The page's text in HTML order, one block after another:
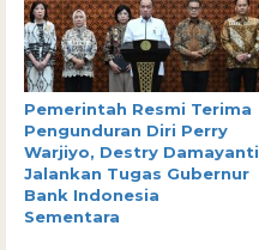
Pemerintah Resmi Terima
Pengunduran Diri Perry
Warjiyo, Destry Damayanti
Jalankan Tugas Gubernur
Bank Indonesia
Sementara